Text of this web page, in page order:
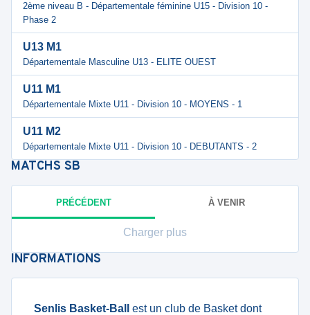
2ème niveau B - Départementale féminine U15 - Division 10 -
Phase 2
U13 M1
Départementale Masculine U13 - ELITE OUEST
U11 M1
Départementale Mixte U11 - Division 10 - MOYENS - 1
U11 M2
Départementale Mixte U11 - Division 10 - DEBUTANTS - 2
MATCHS SB
PRÉCÉDENT À VENIR
Charger plus
INFORMATIONS
Senlis Basket-Ball
est un club de Basket dont